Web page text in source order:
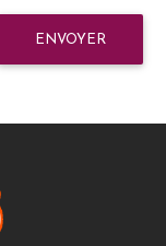
ENVOYER